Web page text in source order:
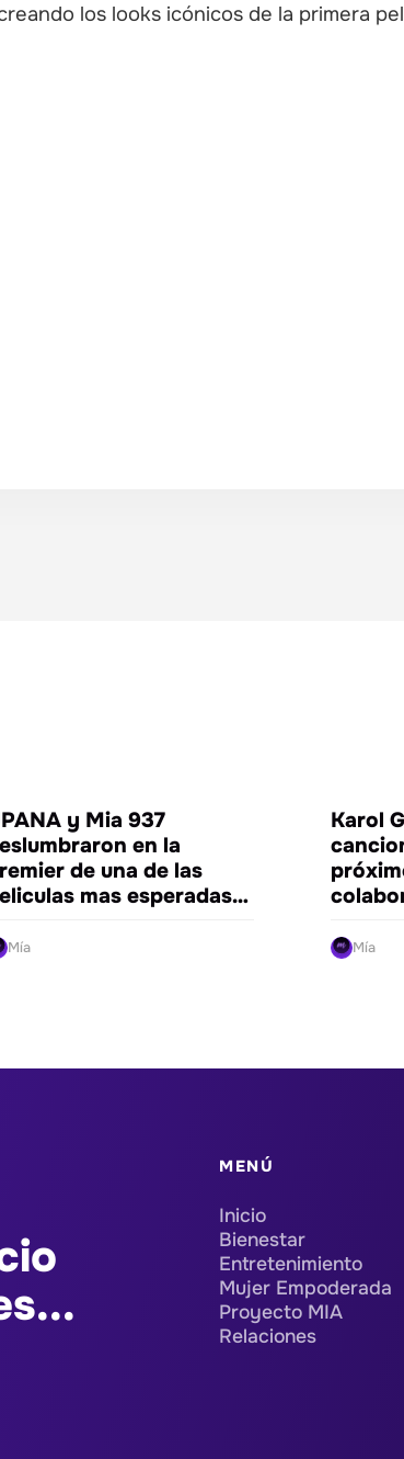
los looks icónicos de la primera
ENTRETENIMIENTO
y Mia 937
en la
de una de las
mas esperadas…
Mía
Karol
Mía
MENÚ
Inicio
Bienestar
Entretenimiento
Mujer Empoderada
Proyecto MIA
Relaciones